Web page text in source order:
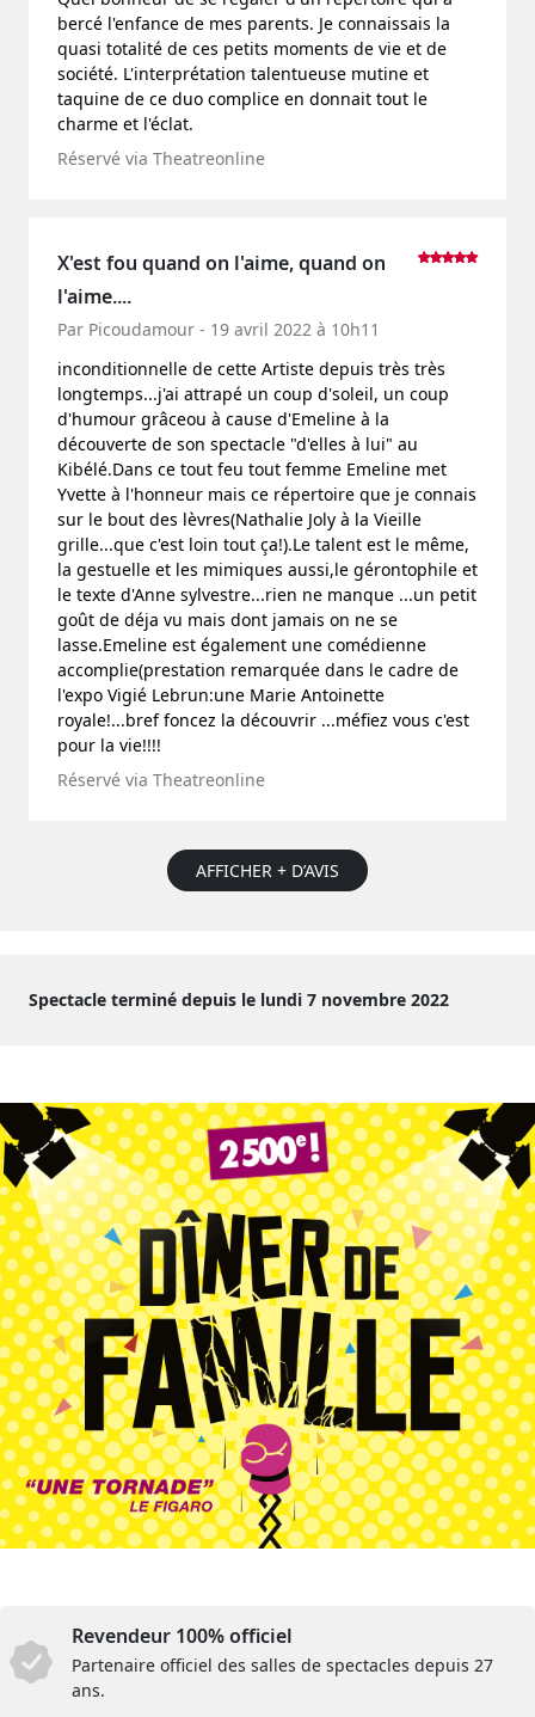
bercé l'enfance de mes parents. Je connaissais la
quasi totalité de ces petits moments de vie et de
société. L'interprétation talentueuse mutine et
taquine de ce duo complice en donnait tout le
charme et l'éclat.
Réservé via Theatreonline
X'est fou quand on l'aime, quand on
l'aime....
Par Picoudamour - 19 avril 2022 à 10h11
inconditionnelle de cette Artiste depuis très très
longtemps...j'ai attrapé un coup d'soleil, un coup
d'humour grâceou à cause d'Emeline à la
découverte de son spectacle "d'elles à lui" au
Kibélé.Dans ce tout feu tout femme Emeline met
Yvette à l'honneur mais ce répertoire que je connais
sur le bout des lèvres(Nathalie Joly à la Vieille
grille...que c'est loin tout ça!).Le talent est le même,
la gestuelle et les mimiques aussi,le gérontophile et
le texte d'Anne sylvestre...rien ne manque ...un petit
goût de déja vu mais dont jamais on ne se
lasse.Emeline est également une comédienne
accomplie(prestation remarquée dans le cadre de
l'expo Vigié Lebrun:une Marie Antoinette
royale!...bref foncez la découvrir ...méfiez vous c'est
pour la vie!!!!
Réservé via Theatreonline
AFFICHER + D’AVIS
Spectacle terminé depuis le lundi 7 novembre 2022
Revendeur 100% officiel
Partenaire officiel des salles de spectacles depuis 27
ans.